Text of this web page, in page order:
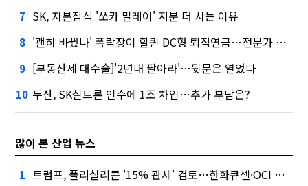
7 SK, 자본잠식 '쏘카 말레이' 지분 더 사는 이유
8 '괜히 바꿨나' 폭락장이 할퀸 DC형 퇴직연금…전문가 조언은
9 [부동산세 대수술]'2년내 팔아라'…뒷문은 열었다
10 두산, SK실트론 인수에 1조 차입…추가 부담은?
많이 본 산업 뉴스
1 트럼프, 폴리실리콘 '15% 관세' 검토…한화큐셀·OCI 영향은?